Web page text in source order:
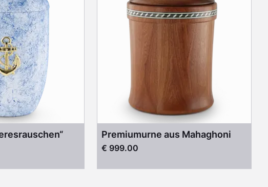
Premiumurne aus Mahaghoni
€ 999.00